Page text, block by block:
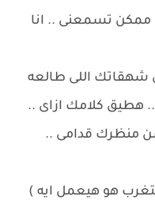
تسمعنى .. انا
شهقاتك اللى طالعه
كلامك ازاى ..
منظرك قدامى ..
هو هيعمل ايه )